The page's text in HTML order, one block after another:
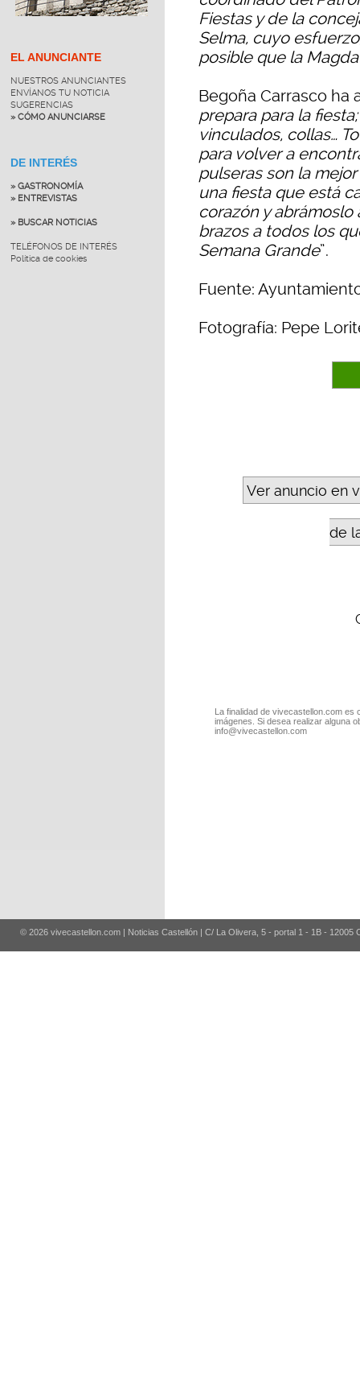
EL ANUNCIANTE
NUESTROS ANUNCIANTES
ENVÍANOS TU NOTICIA
SUGERENCIAS
» CÓMO ANUNCIARSE
DE INTERÉS
» GASTRONOMÍA
» ENTREVISTAS
» BUSCAR NOTICIAS
TELÉFONOS DE INTERÉS
Política de cookies
Fiestas y de la
Selma, cuyo
posible que la
Begoña Carrasco ha
prepara para la
vinculados, collas…
para volver a
pulseras son la
una fiesta que está
corazón y
brazos a todos los
Semana Grande”.
Fuente:
Fotografía: Pepe
Ver anuncio en
de
La finalidad de vivecastellon.com
imágenes. Si desea realizar alguna
info@vivecastellon.com
© 2026 vivecastellon.com | Noticias Castellón | C/ La Olivera, 5 - portal 1 - 1B - 12005